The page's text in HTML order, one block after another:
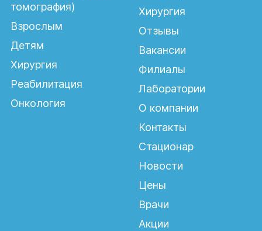
томография)
Взрослым
Детям
Хирургия
Реабилитация
Онкология
Хирургия
Отзывы
Вакансии
Филиалы
Лаборатории
О компании
Контакты
Стационар
Новости
Цены
Врачи
Акции